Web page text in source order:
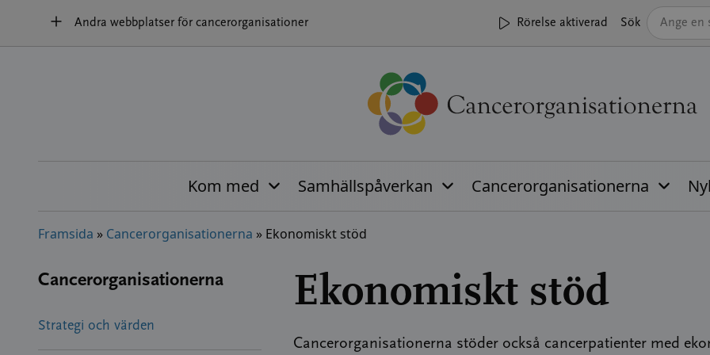
innehållet
Andra webbplatser för cancerorganisationer Rörelse aktiverad Sök
Kom med Samhällspåverkan Cancerorganisationerna
Framsida » Cancerorganisationerna » Ekonomiskt stöd
Cancerorganisationerna
Strategi och värden
Ekonomiskt stöd
Cancerorganisationerna stöder också cancerpatienter med